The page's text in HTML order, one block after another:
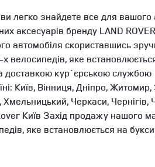
легко знайдете все для вашого
аксесуарів бренду LAND ROVER
автомобіля скориставшись
велосипедів, яке
доставкою кур`єрською службою
Київ, Вінниця, Дніпро,
Черкаси,
Київ Захід продажу нашого
яке встановлюється на